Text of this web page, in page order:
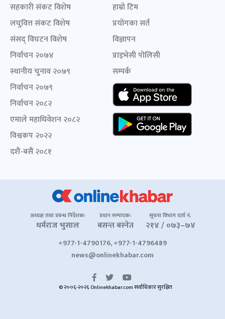
सहकारी संकट विशेष
लघुवित्त संकट विशेष
संसद् विघटन विशेष
निर्वाचन २०७४
स्थानीय चुनाव २०७९
निर्वाचन २०७९
निर्वाचन २०८२
एमाले महाधिवेशन २०८२
विश्वकप २०२२
दशैं-बसैं २०८१
हाम्रो टिम
प्रयोगका सर्त
विज्ञापन
प्राइभेसी पोलिसी
सम्पर्क
अध्यक्ष तथा प्रबन्ध निर्देशक:
धर्मराज भुसाल
प्रधान सम्पादक:
बसन्त बस्नेत
सूचना विभाग दर्ता नं.
२१४ / ०७३–७४
+977-1-4790176, +977-1-4796489
news@onlinekhabar.com
© २००६-२०२६ Onlinekhabar.com सर्वाधिकार सुरक्षित